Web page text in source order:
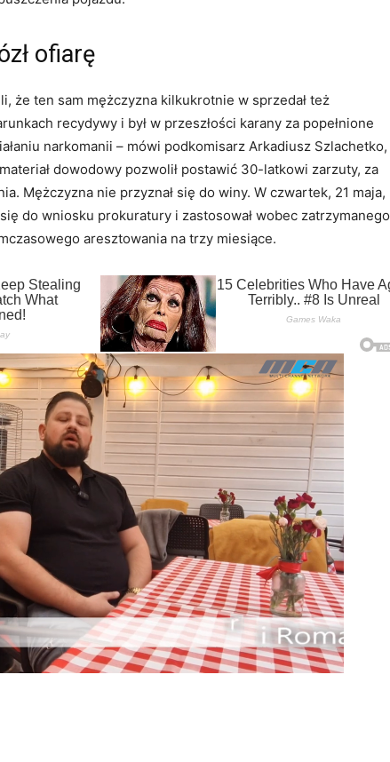
ofiarę
że ten sam mężczyzna kilkukrotnie w sprzedał też
recydywy i był w przeszłości karany za popełnione
narkomanii – mówi podkomisarz Arkadiusz Szlachetko,
dowodowy pozwolił postawić 30-latkowi zarzuty, za
Mężczyzna nie przyznał się do winy. W czwartek, 21 maja,
do wniosku prokuratury i zastosował wobec zatrzymanego
aresztowania na trzy miesiące.